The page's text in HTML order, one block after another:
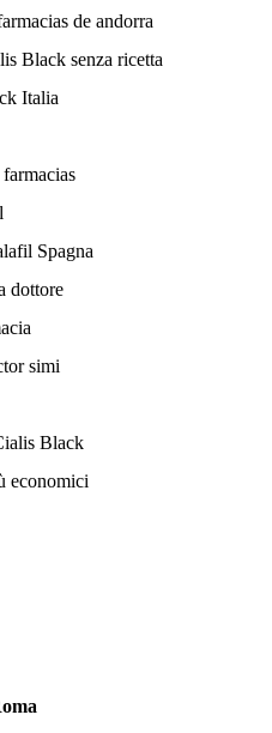
de andorra
Black senza ricetta
Italia
Spagna
dottore
simi
Black
economici